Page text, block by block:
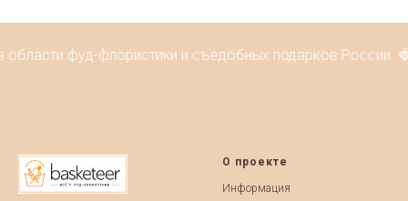
фуд-флористики и съедобных подарков России.
О проекте
Информация